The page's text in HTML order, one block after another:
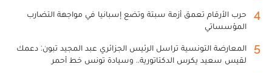
4
حرب الأرقام تعمق أزمة سبتة وتضع إسبانيا في مواجهة التضارب
المؤسساتي
5
المعارضة التونسية تراسل الرئيس الجزائري عبد المجيد تبون: دعمك
لقيس سعيد يكرس الدكتاتورية.. وسيادة تونس خط أحمر